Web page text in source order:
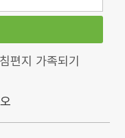
편지 가족되기